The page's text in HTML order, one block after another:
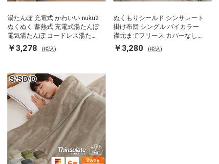
湯たんぽ 充電式 かわいい nuku2
ぬくぬく 蓄熱式 充電式湯たんぽ
電気湯たんぽ コードレス湯たん
ぽ エコ 節電 節約 省エネ 充電式
エコ電気あんか EWT-2143 スリ
￥3,278 (税込)
ぬくもりシールド シンサレート
掛け布団 シングル バイカラー
襟元までフリース カバーなしで
使える 軽い 丸洗い 断熱 保温 抗
菌防臭 洗える 防ダニ 軽量 ホコ
￥3,280 (税込)